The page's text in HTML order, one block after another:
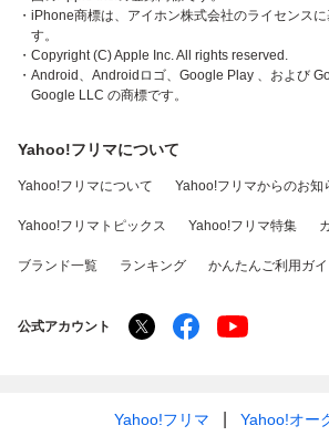
・iPhone商標は、アイホン株式会社のライセンス
す。
・Copyright (C) Apple Inc. All rights reserved.
・Android、Androidロゴ、Google Play 、および
Google LLC の商標です。
Yahoo!フリマについて
Yahoo!フリマについて Yahoo!フリマからのお知
Yahoo!フリマトピックス Yahoo!フリマ特集
ブランド一覧 ランキング かんたんご利用ガ
公式アカウント
Yahoo!フリマ Yahoo!オー